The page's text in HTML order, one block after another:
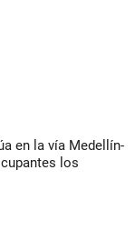
en la vía Medellín-
los